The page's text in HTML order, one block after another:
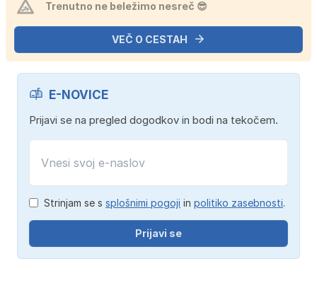
Trenutno ne beležimo nesreč 😎
VEČ O CESTAH
E-NOVICE
Prijavi se na pregled dogodkov in bodi na tekočem.
Strinjam se s splošnimi pogoji in politiko zasebnosti.
Prijavi se